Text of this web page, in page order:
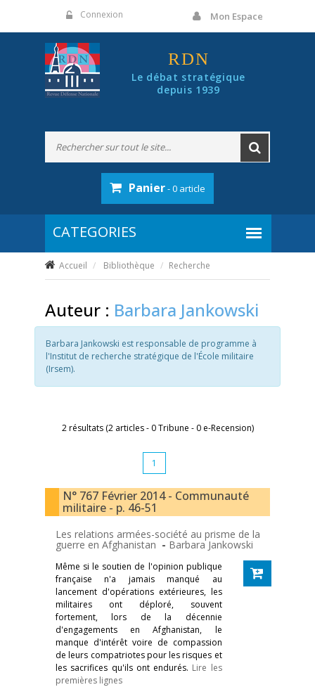
Connexion Mon Espace
RDN
Le débat stratégique
depuis 1939
Panier- 0 article
Accueil Bibliothèque Recherche
Auteur : Barbara Jankowski
Barbara Jankowski est responsable de programme à
l'Institut de recherche stratégique de l'École militaire
(Irsem).
2 résultats (2 articles - 0 Tribune - 0 e-Recension)
1
N° 767 Février 2014 - Communauté
militaire - p. 46-51
Les relations armées-société au prisme de la
guerre en Afghanistan - Barbara Jankowski
Même si le soutien de l'opinion publique
française n'a jamais manqué au
lancement d'opérations extérieures, les
militaires ont déploré, souvent
fortement, lors de la décennie
d'engagements en Afghanistan, le
manque d'intérêt voire de compassion
de leurs compatriotes pour les risques et
les sacrifices qu'ils ont endurés. Lire les
premières lignes